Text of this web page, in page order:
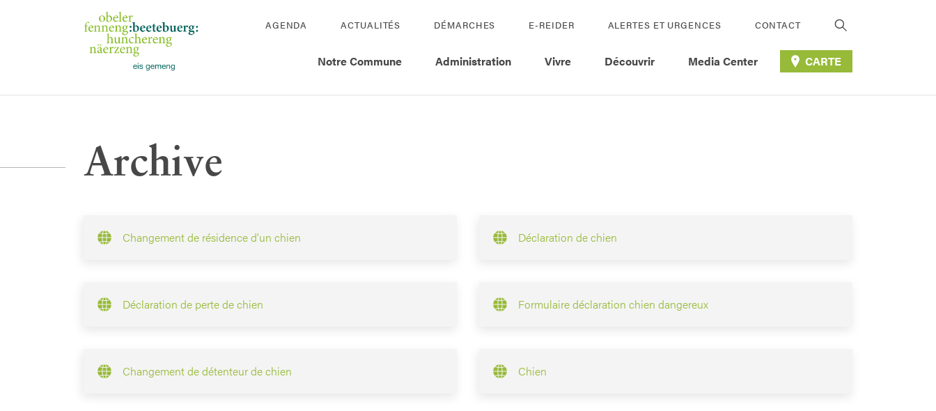
AGENDA ACTUALITÉS DÉMARCHES E-REIDER ALERTES ET URGENCES CONTACT
Notre Commune Administration Vivre Découvrir Media Center CARTE
Archive
Changement de résidence d’un chien Déclaration de chien
Déclaration de perte de chien Formulaire déclaration chien dangereux
Changement de détenteur de chien Chien